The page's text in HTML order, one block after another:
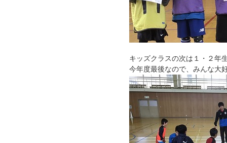
キッズクラスの次は１・２年
今年度最後なので、みんな大